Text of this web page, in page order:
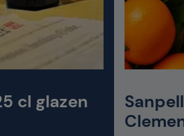
cl glazen